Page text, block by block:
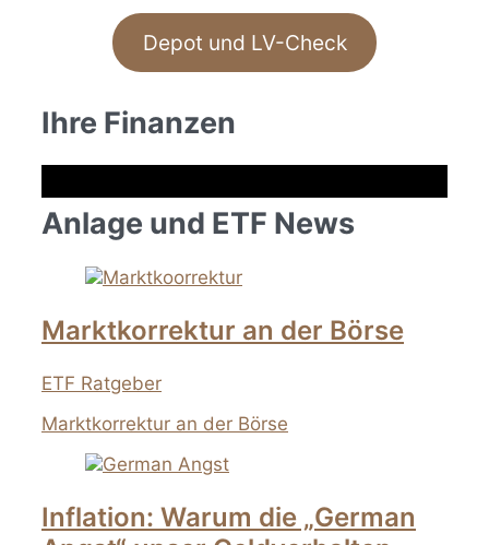
Depot und LV-Check
Ihre Finanzen
Anlage und ETF News
Marktkorrektur an der Börse
ETF Ratgeber
Marktkorrektur an der Börse
Inflation: Warum die „German